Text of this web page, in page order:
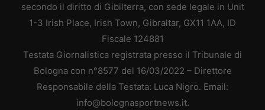
secondo il diritto di Gibilterra, con sede legale in Unit
1-3 Irish Place, Irish Town, Gibraltar, GX11 1AA, ID
Fiscale 124881
Testata Giornalistica registrata presso il Tribunale di
Bologna con n°8577 del 16/03/2022 – Direttore
Responsabile della Testata: Luca Nigro. Email:
info@bolognasportnews.it.